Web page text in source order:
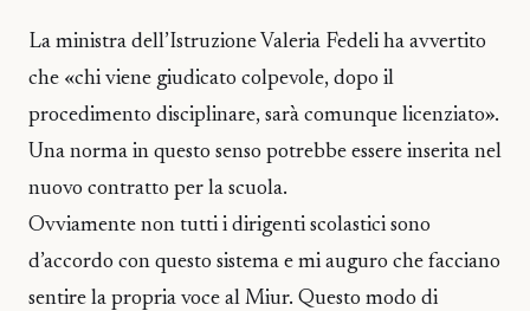
La ministra dell’Istruzione Valeria Fedeli ha avvertito
che «chi viene giudicato colpevole, dopo il
procedimento disciplinare, sarà comunque licenziato».
Una norma in questo senso potrebbe essere inserita nel
nuovo contratto per la scuola.
Ovviamente non tutti i dirigenti scolastici sono
d’accordo con questo sistema e mi auguro che facciano
sentire la propria voce al Miur. Questo modo di